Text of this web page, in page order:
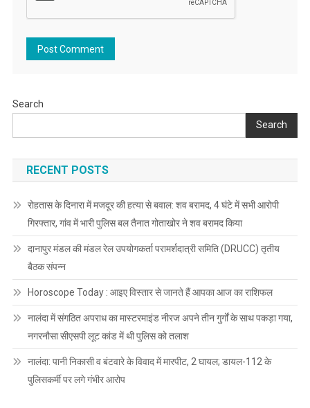
Search
Search
RECENT POSTS
रोहतास के दिनारा में मजदूर की हत्या से बवाल: शव बरामद, 4 घंटे में सभी आरोपी
गिरफ्तार, गांव में भारी पुलिस बल तैनात गोताखोर ने शव बरामद किया
दानापुर मंडल की मंडल रेल उपयोगकर्ता परामर्शदात्री समिति (DRUCC) तृतीय
बैठक संपन्न
Horoscope Today : आइए विस्तार से जानते हैं आपका आज का राशिफल
नालंदा में संगठित अपराध का मास्टरमाइंड नीरज अपने तीन गुर्गों के साथ पकड़ा गया,
नगरनौसा सीएसपी लूट कांड में थी पुलिस को तलाश
नालंदा: पानी निकासी व बंटवारे के विवाद में मारपीट, 2 घायल; डायल-112 के
पुलिसकर्मी पर लगे गंभीर आरोप